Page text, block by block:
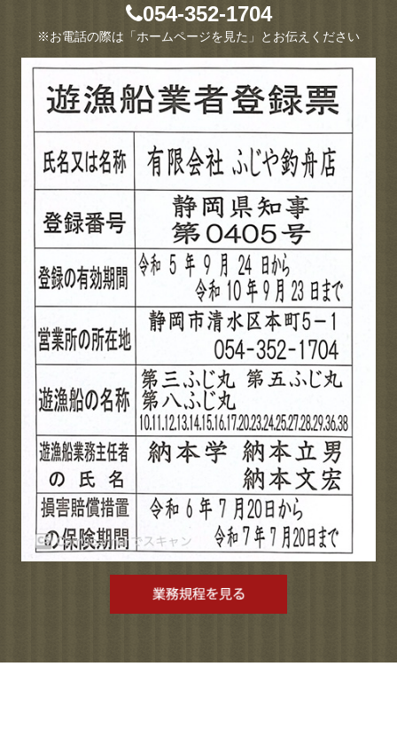
054-352-1704
※お電話の際は「ホームページを見た」とお伝えください